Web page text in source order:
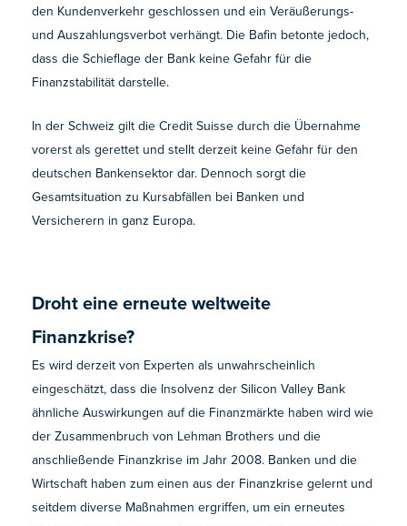
den Kundenverkehr geschlossen und ein Veräußerungs-
und Auszahlungsverbot verhängt. Die Bafin betonte jedoch,
dass die Schieflage der Bank keine Gefahr für die
Finanzstabilität darstelle.
In der Schweiz gilt die Credit Suisse durch die Übernahme
vorerst als gerettet und stellt derzeit keine Gefahr für den
deutschen Bankensektor dar. Dennoch sorgt die
Gesamtsituation zu Kursabfällen bei Banken und
Versicherern in ganz Europa.
Droht eine erneute weltweite
Finanzkrise?
Es wird derzeit von Experten als unwahrscheinlich
eingeschätzt, dass die Insolvenz der Silicon Valley Bank
ähnliche Auswirkungen auf die Finanzmärkte haben wird wie
der Zusammenbruch von Lehman Brothers und die
anschließende Finanzkrise im Jahr 2008. Banken und die
Wirtschaft haben zum einen aus der Finanzkrise gelernt und
seitdem diverse Maßnahmen ergriffen, um ein erneutes